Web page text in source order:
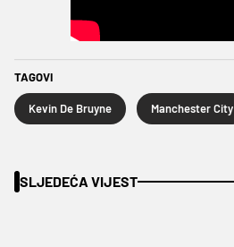
TAGOVI
Kevin De Bruyne Manchester City
SLJEDEĆA VIJEST